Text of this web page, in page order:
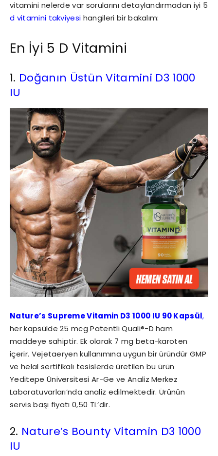
vitamini nelerde var sorularını detaylandırmadan iyi 5
d vitamini takviyesi hangileri bir bakalım:
En İyi 5 D Vitamini
1. Doğanın Üstün Vitamini D3 1000
IU
Nature’s Supreme Vitamin D3 1000 IU 90 Kapsül,
her kapsülde 25 mcg Patentli Quali®-D ham
maddeye sahiptir. Ek olarak 7 mg beta-karoten
içerir. Vejetaeryen kullanımına uygun bir üründür GMP
ve helal sertifikalı tesislerde üretilen bu ürün
Yeditepe Üniversitesi Ar-Ge ve Analiz Merkez
Laboratuvarları’nda analiz edilmektedir. Ürünün
servis başı fiyatı 0,50 TL’dir.
2. Nature’s Bounty Vitamin D3 1000
IU